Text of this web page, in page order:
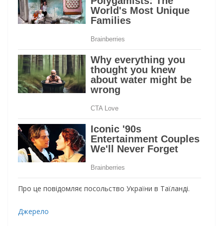
Про це повідомляє посольство України в Таїланді.
Джерело